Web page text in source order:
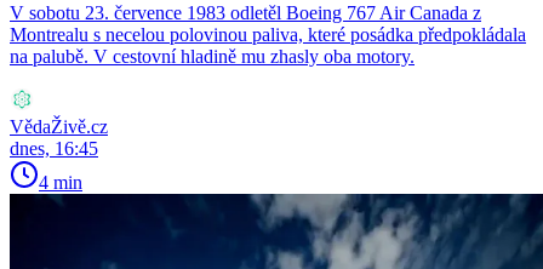
V sobotu 23. července 1983 odletěl Boeing 767 Air Canada z
Montrealu s necelou polovinou paliva, které posádka předpokládala
na palubě. V cestovní hladině mu zhasly oba motory.
VědaŽivě.cz
dnes, 16:45
4 min